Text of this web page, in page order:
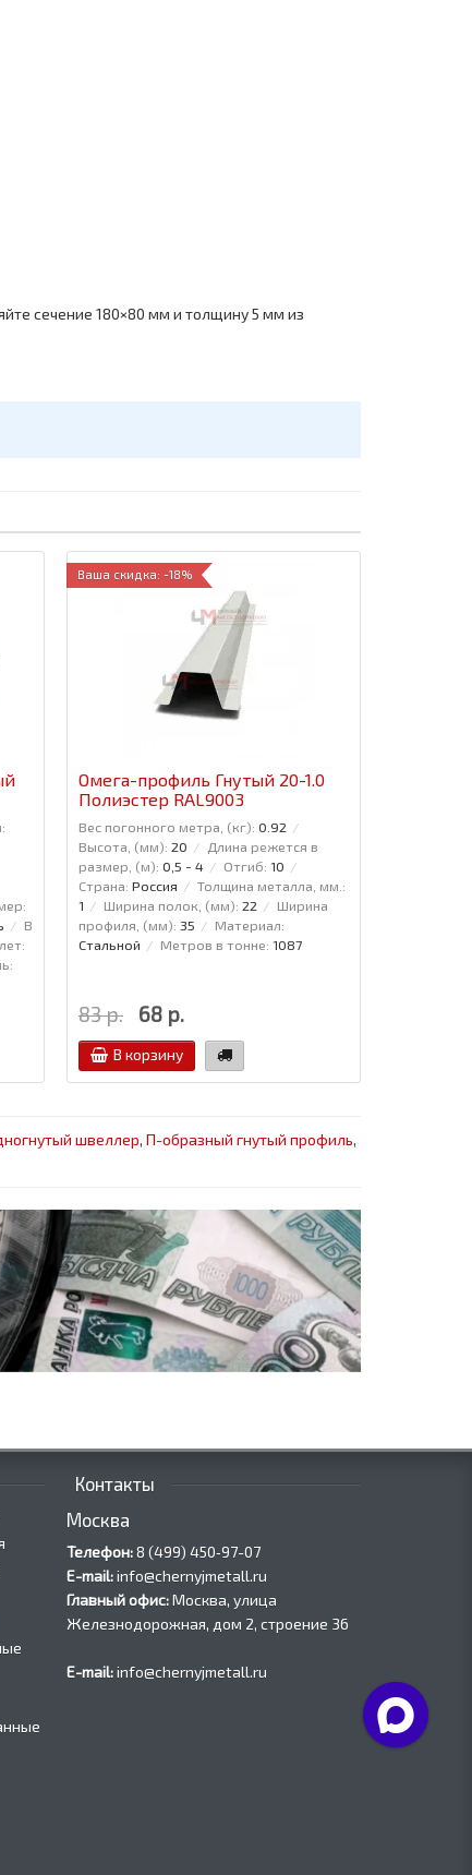
сечение 180×80 мм и толщину 5 мм из
В
Ваша скидка: -18%
Омега-профиль Гнутый 20-1.0
Полиэстер RAL9003
Вес погонного метра, (кг): 0.92
Высота, (мм): 20
Длина режется в
размер, (м): 0,5 - 4 Отгиб: 10
Страна: Россия
Толщина металла, мм.:
1
Ширина полок, (мм): 22
Ширина
профиля, (мм): 35
Материал:
Стальной
Метров в тонне: 1087
83 р. 68 р.
В корзину
швеллер, П-образный гнутый профиль,
Контакты
Москва
Телефон:8 (499) 450‑97-07
E-mail:info@chernyjmetall.ru
Главный офис:Москва, улица
Железнодорожная, дом 2, строение 36
E-mail:info@chernyjmetall.ru